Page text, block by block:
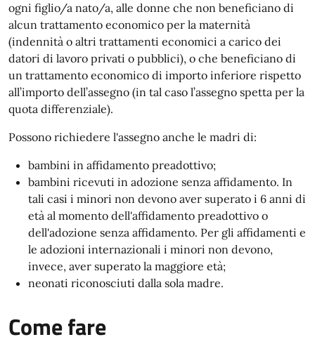
ogni figlio/a nato/a, alle donne che non beneficiano di
alcun trattamento economico per la maternità
(indennità o altri trattamenti economici a carico dei
datori di lavoro privati o pubblici), o che beneficiano di
un trattamento economico di importo inferiore rispetto
all’importo dell’assegno (in tal caso l’assegno spetta per la
quota differenziale).
Possono richiedere l'assegno anche le madri di:
bambini in affidamento preadottivo;
bambini ricevuti in adozione senza affidamento. In
tali casi i minori non devono aver superato i 6 anni di
età al momento dell'affidamento preadottivo o
dell'adozione senza affidamento. Per gli affidamenti e
le adozioni internazionali i minori non devono,
invece, aver superato la maggiore età;
neonati riconosciuti dalla sola madre.
Come fare